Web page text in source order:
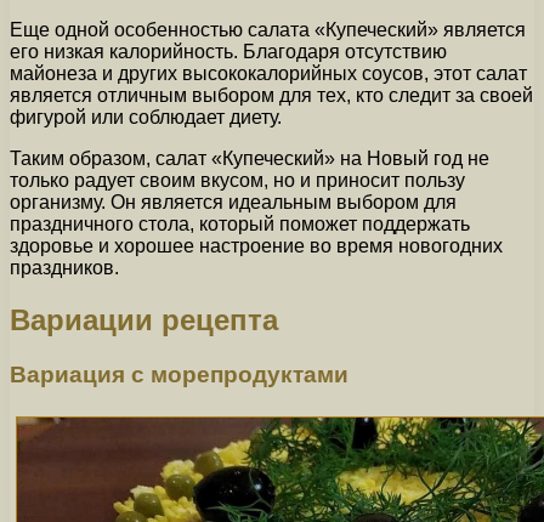
Еще одной особенностью салата «Купеческий» является
его низкая калорийность. Благодаря отсутствию
майонеза и других высококалорийных соусов, этот салат
является отличным выбором для тех, кто следит за своей
фигурой или соблюдает диету.
Таким образом, салат «Купеческий» на Новый год не
только радует своим вкусом, но и приносит пользу
организму. Он является идеальным выбором для
праздничного стола, который поможет поддержать
здоровье и хорошее настроение во время новогодних
праздников.
Вариации рецепта
Вариация с морепродуктами